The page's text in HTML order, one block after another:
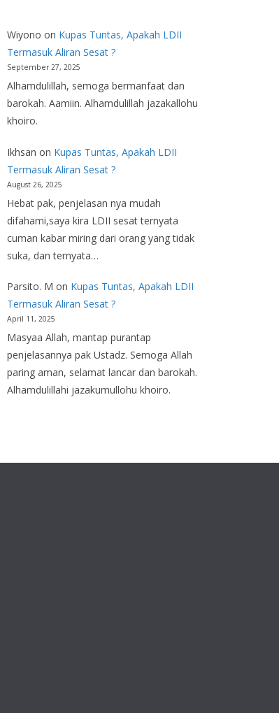
Wiyono on Kupas Tuntas, Apakah LDII
Termasuk Aliran Sesat ?
September 27, 2025
Alhamdulillah, semoga bermanfaat dan
barokah. Aamiin. Alhamdulillah jazakallohu
khoiro.
Ikhsan on Kupas Tuntas, Apakah LDII
Termasuk Aliran Sesat ?
August 26, 2025
Hebat pak, penjelasan nya mudah
difahami,saya kira LDII sesat ternyata
cuman kabar miring dari orang yang tidak
suka, dan ternyata…
Parsito. M on Kupas Tuntas, Apakah LDII
Termasuk Aliran Sesat ?
April 11, 2025
Masyaa Allah, mantap purantap
penjelasannya pak Ustadz. Semoga Allah
paring aman, selamat lancar dan barokah.
Alhamdulillahi jazakumullohu khoiro.